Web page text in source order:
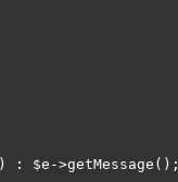
: $e->getMessage();